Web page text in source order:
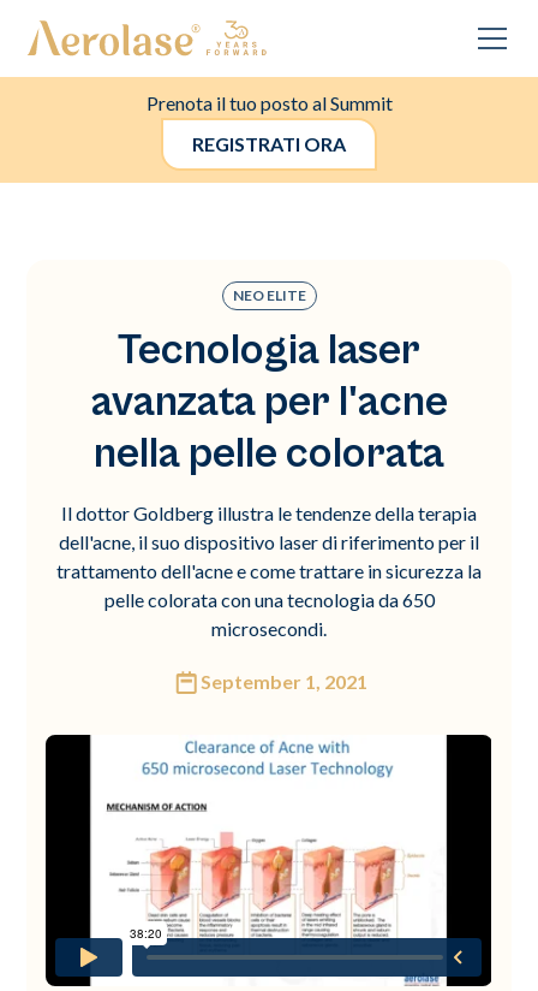
Prenota il tuo posto al Summit
REGISTRATI ORA
NEO ELITE
Tecnologia laser
avanzata per l'acne
nella pelle colorata
Il dottor Goldberg illustra le tendenze della terapia
dell'acne, il suo dispositivo laser di riferimento per il
trattamento dell'acne e come trattare in sicurezza la
pelle colorata con una tecnologia da 650
microsecondi.
September 1, 2021